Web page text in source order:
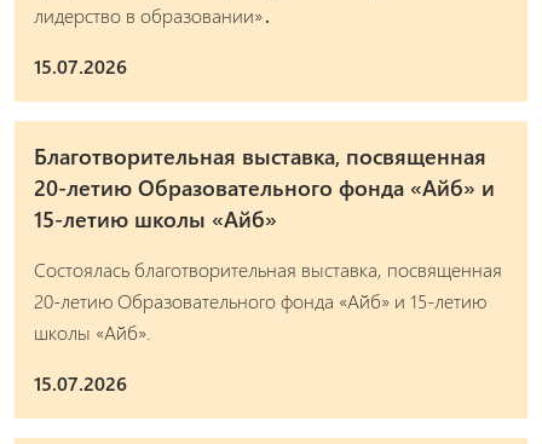
лидерство в образовании»․
15.07.2026
Благотворительная выставка, посвященная
20-летию Образовательного фонда «Айб» и
15-летию школы «Айб»
Состоялась благотворительная выставка, посвященная
20-летию Образовательного фонда «Айб» и 15-летию
школы «Айб».
15.07.2026